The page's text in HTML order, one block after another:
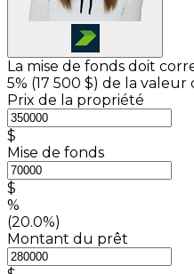
La mise de fonds doit
5% (17 500 $) de la valeur
Prix de la propriété
$
Mise de fonds
$
%
(20.0%)
Montant du prêt